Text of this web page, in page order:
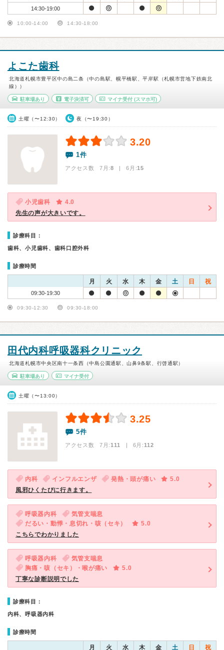
14:30-19:00
10:00-14:00 14:30-18:00
よこた歯科
北海道札幌市豊平区中の島二条（中の島駅、幌平橋駅、平岸駅（札幌市営地下鉄南北
線））
駐車場あり 電子決済可 マイナ受付 (スマホ可)
土曜（〜12:30） 夜（〜19:30）
3.20
1件
アクセス数 7月:8 | 6月:15
小児歯科
4.0
先生の声が大きいです。
診療科目：
歯科、小児歯科、歯科口腔外科
診療時間
月 火 水 木 金 土 日 祝
09:30-19:30
09:30-12:30 09:30-18:00
田代内科呼吸器科クリニック
北海道札幌市中央区南十一条西（中島公園通駅、山鼻9条駅、行啓通駅）
駐車場あり マイナ受付
土曜（〜13:00）
3.25
5件
アクセス数 7月:111 | 6月:112
内科 インフルエンザ 発熱・頭が痛い
5.0
風邪ひくたびに行きます。
呼吸器内科
気管支喘息
だるい・動悸・息切れ・咳（セキ）
5.0
こちらでわかりました
呼吸器内科
気管支喘息
胸痛・咳（セキ）・喉が痛い
5.0
丁寧な診断説明でした
診療科目：
内科、呼吸器内科
診療時間
月 火 水 木 金 土 日 祝